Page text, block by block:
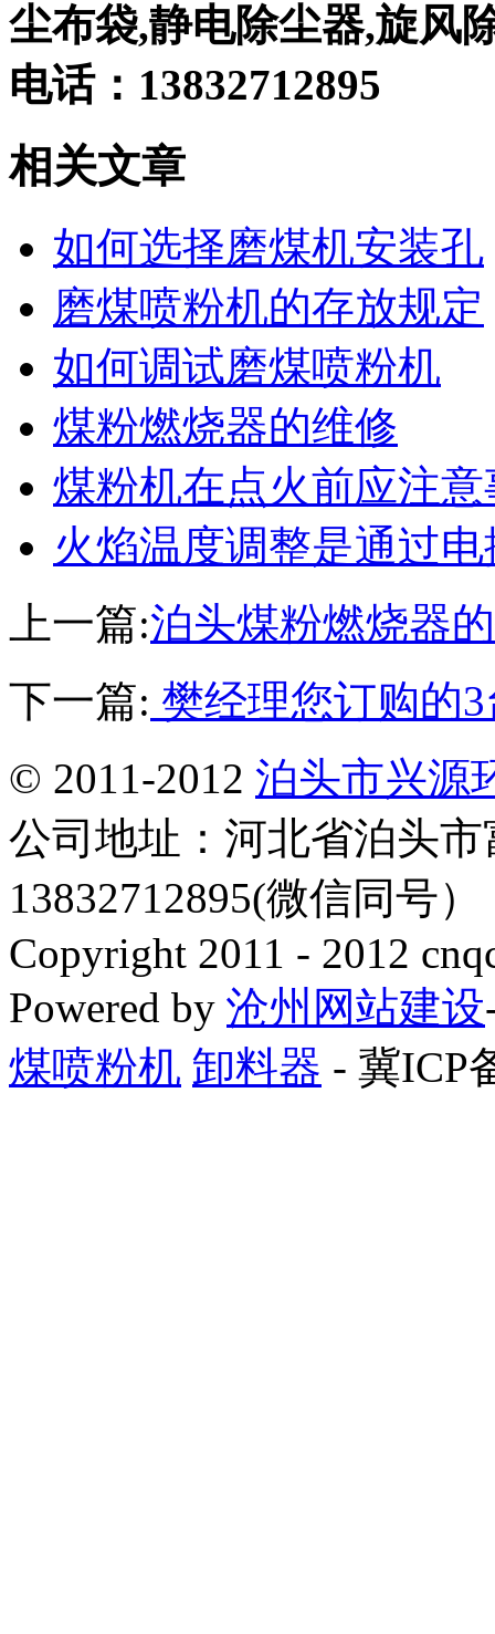
尘布袋,静电除尘器,旋风
电话：13832712895
相关文章
如何选择磨煤机安装孔
磨煤喷粉机的存放规定
如何调试磨煤喷粉机
煤粉燃烧器的维修
煤粉机在点火前应注意
火焰温度调整是通过
上一篇:泊头煤粉燃烧器
下一篇: 樊经理您订购的
© 2011-2012 泊头市兴源
公司地址：河北省泊头
13832712895(微信同号
Copyright 2011 - 2012
Powered by 沧州网站建设
煤喷粉机 卸料器 - 冀ICP